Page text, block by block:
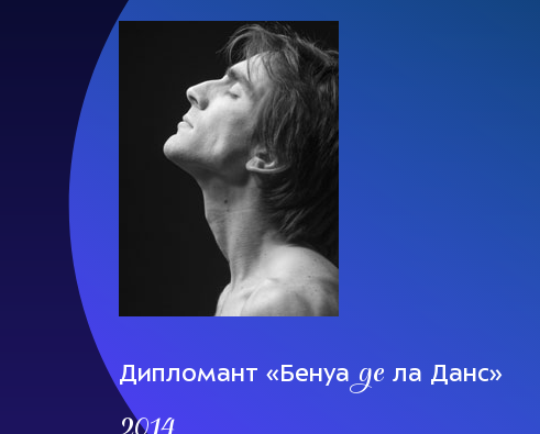
Дипломант «Бенуа де ла Данс»